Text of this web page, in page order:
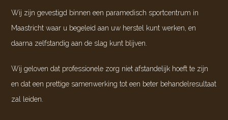
Wij zijn gevestigd binnen een paramedisch sportcentrum in
Maastricht waar u begeleid aan uw herstel kunt werken, en
daarna zelfstandig aan de slag kunt blijven.
Wij geloven dat professionele zorg niet afstandelijk hoeft te zijn
en dat een prettige samenwerking tot een beter behandelresultaat
zal leiden.